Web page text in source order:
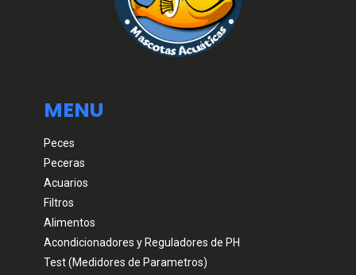
MENU
Peces
Peceras
Acuarios
Filtros
Alimentos
Acondicionadores y Reguladores de PH
Test (Medidores de Parametros)